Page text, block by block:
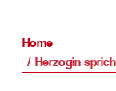
Home
Herzogin